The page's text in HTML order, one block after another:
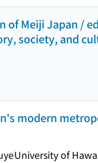
Meiji Japan /
society, and
modern
University of